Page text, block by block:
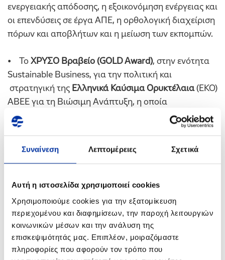
Συναίνεση Λεπτομέρειες Σχετικά
Αυτή η ιστοσελίδα χρησιμοποιεί cookies
Χρησιμοποιούμε cookies για την εξατομίκευση
περιεχομένου και διαφημίσεων, την παροχή λειτουργιών
κοινωνικών μέσων και την ανάλυση της
επισκεψιμότητάς μας. Επιπλέον, μοιραζόμαστε
πληροφορίες που αφορούν τον τρόπο που
ενεργειακής απόδοσης, η εξοικονόμηση ενέργειας και
οι επενδύσεις σε έργα ΑΠΕ, η ορθολογική διαχείριση
πόρων και αποβλήτων και η μείωση των εκπομπών.
• ΤοΧΡΥΣΟ Βραβείο (GOLD Award), στην ενότητα
Sustainable Business, για την πολιτική και
στρατηγική της Ελληνικά Καύσιμα Ορυκτέλαια(ΕΚΟ)
ΑΒΕΕ για τη Βιώσιμη Ανάπτυξη, η οποία
ενσωματώνεται στις δράσεις της μέσω καινοτόμων
περιβαλλοντικών τεχνολογικών πρακτικών,
σημαντικού επενδυτικού προγράμματος για θέματα
Τα “Environmental Awards” επιβραβεύουν τις
καλύτερες πρακτικές αξιοποίησης Διαδικασιών και
Πρωτοβουλιών για την προστασία του
Περιβάλλοντος και τη Βιώσιμη Ανάπτυξη, καθώς και
καινοτόμα βιώσιμα «πράσινα» έργα, τεχνολογίες ή